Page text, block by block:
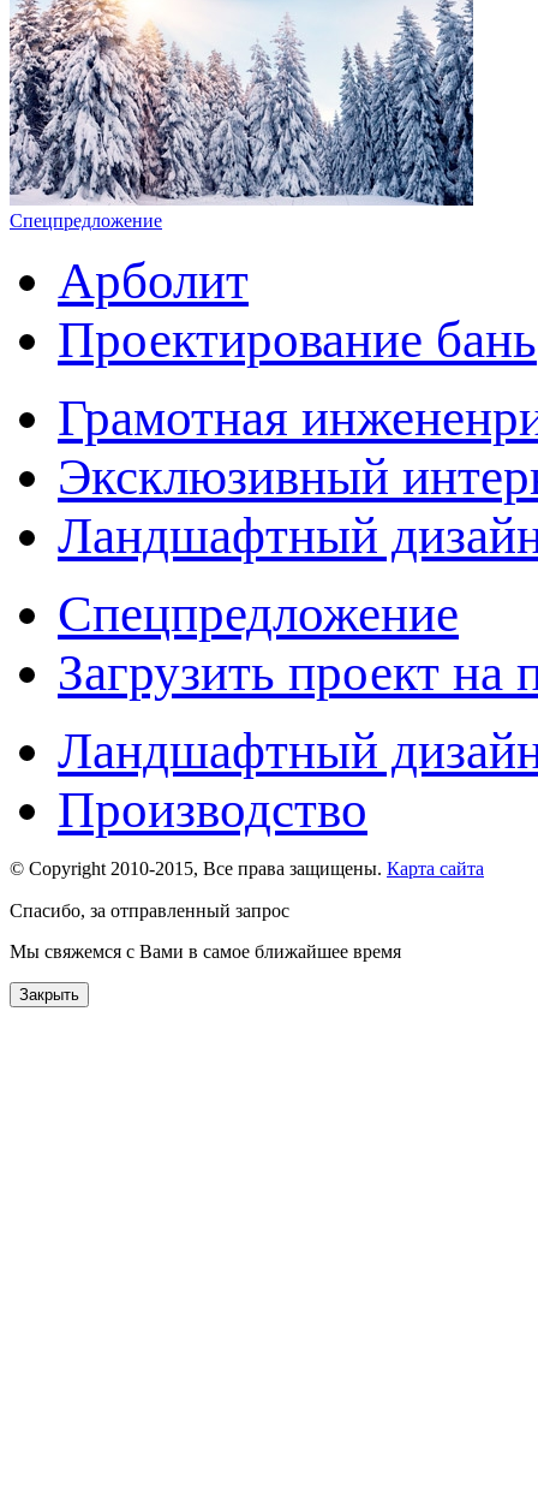
Спецпредложение
Арболит
Проектирование бань
Грамотная
Эксклюзивный
Ландшафтный
Спецпредложение
Загрузить проект на
Ландшафтный
Производство
© Copyright 2010-2015, Все права защищены. Карта сайта
Спасибо, за отправленный запрос
Мы свяжемся с Вами в самое ближайшее время